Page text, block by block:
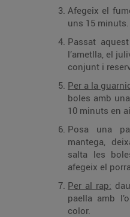
Afegeix el
uns 15 minuts.
Passat
l’ametlla, el
conjunt i
Per a la
boles amb
10 minuts en
Posa una
mantega,
salta les
afegeix el
Per al rap:
paella amb
color.